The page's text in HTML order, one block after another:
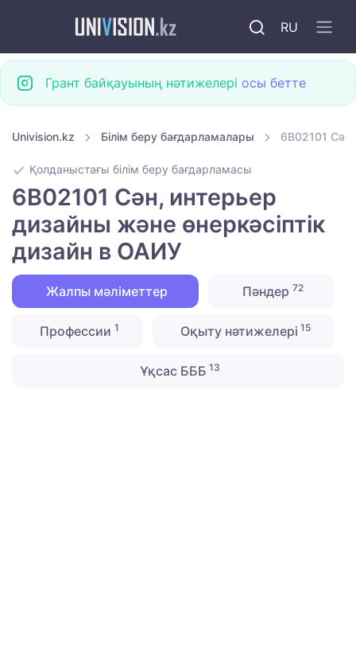
RU
Грант байқауының нәтижелері осы бетте
Univision.kz Білім беру бағдарламалары 6B02101
Қолданыстағы білім беру бағдарламасы
6B02101 Сән, интерьер
дизайны және өнеркәсіптік
дизайн в ОАИУ
Жалпы мәліметтер Пәндер 72
Профессии 1 Оқыту нәтижелері 15
Ұқсас БББ 13